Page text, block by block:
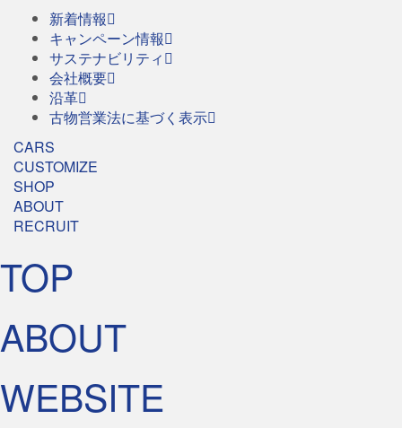
新着情報
キャンペーン情報
サステナビリティ
会社概要
沿革
古物営業法に基づく表示
CARS
CUSTOMIZE
SHOP
ABOUT
RECRUIT
TOP
ABOUT
WEBSITE